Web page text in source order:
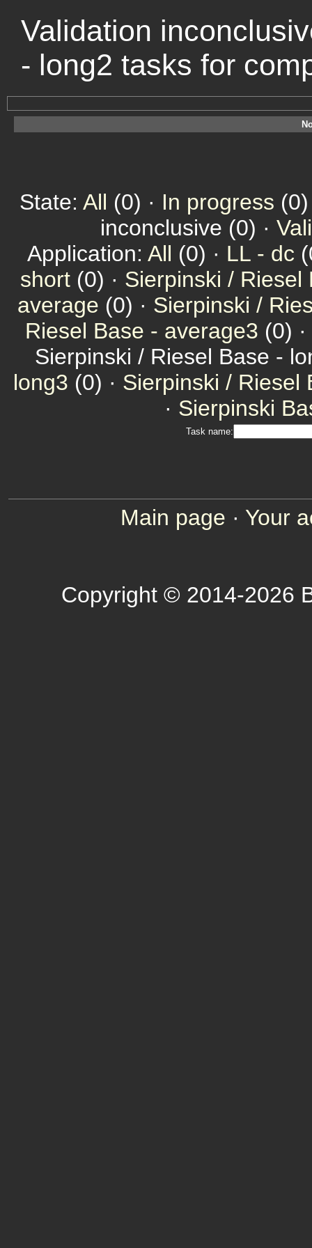
Validation
- long2 tasks for
State: All (0) · In progress
inconclusive (0) ·
Application: All (0) · LL - dc
short (0) · Sierpinski / Riesel
average (0) · Sierpinski /
Riesel Base - average3 (0) ·
Sierpinski / Riesel Base -
long3 (0) · Sierpinski / Riesel
· Sierpinski
Task name:
Main page · Your
Copyright © 2014-2026